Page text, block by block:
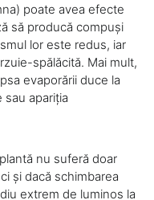
poate avea efecte
să producă compuși
lor este redus, iar
spălăcită. Mai mult,
evaporării duce la
apariția
nu suferă doar
și dacă schimbarea
extrem de luminos la